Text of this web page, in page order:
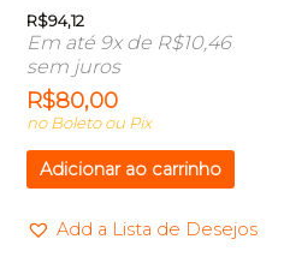
R$94,12
Em até 9x de R$10,46
sem juros
R$80,00
no Boleto ou Pix
Adicionar ao carrinho
Add a Lista de Desejos